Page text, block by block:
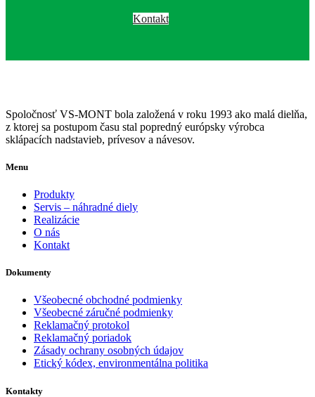
Kontakt
Spoločnosť VS-MONT bola založená v roku 1993 ako malá dielňa,
z ktorej sa postupom času stal popredný európsky výrobca
sklápacích nadstavieb, prívesov a návesov.
Menu
Produkty
Servis – náhradné diely
Realizácie
O nás
Kontakt
Dokumenty
Všeobecné obchodné podmienky
Všeobecné záručné podmienky
Reklamačný protokol
Reklamačný poriadok
Zásady ochrany osobných údajov
Etický kódex, environmentálna politika
Kontakty